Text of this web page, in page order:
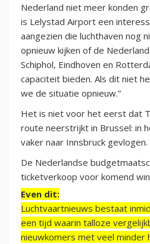
Nederland niet meer konden
is Lelystad Airport een
aangezien die luchthaven nog
opnieuw kijken of de
Schiphol, Eindhoven en
capaciteit bieden. Als dit niet
we de situatie opnieuw.”
Het is niet voor het eerst dat
route neerstrijkt in Brussel: in
vaker naar Innsbruck gevlogen.
De Nederlandse
ticketverkoop voor komend
Even dit:
Luchtvaartnieuws bestaat
een tijd waarin talloze
nieuwkomers met veel minder